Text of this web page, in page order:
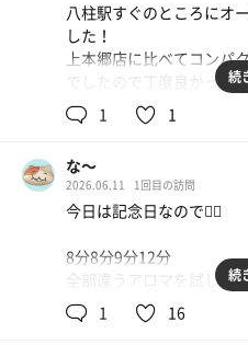
八柱駅すぐのところにオ
した！
上本郷店に比べてコンパ
でしたので丁度良かった
上本郷店と同じストーブ
やすいし、水風呂も蛇口
３セットしましたがすぐ整
友人と利用しましたが、
男女で来た時にも嬉しい
都内のプライベートサウ
るので濡れたまま廊下にで
続
1 1
な〜
2026.06.11 1回目の訪問
今日は記念日なので🧖‍♀️
8分8分9分12分
全部違うアロマを試した
サ室は定員2名、狭いので
続
1 16